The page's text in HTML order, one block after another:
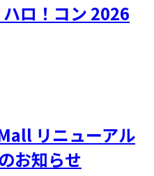
ロ！コン 2026
リニューアル
お知らせ